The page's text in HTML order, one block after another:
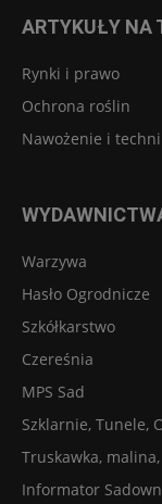
ARTYKUŁY NA
Rynki i prawo
Ochrona roślin
Nawożenie i
Warzywa
Hasło Ogrodnicze
Szkółkarstwo
Czereśnia
MPS Sad
Szklarnie, Tunele,
Truskawka,
Informator